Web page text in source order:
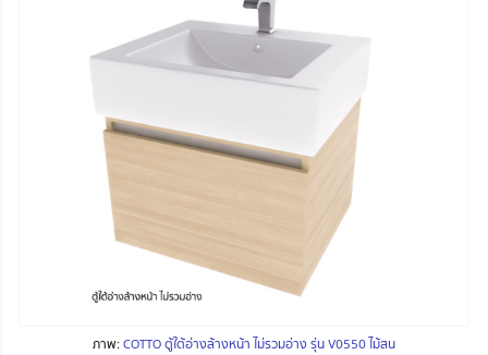
ภาพ:COTTO ตู้ใต้อ่างล้างหน้า ไม่รวมอ่าง รุ่น V0550 ไม้สน